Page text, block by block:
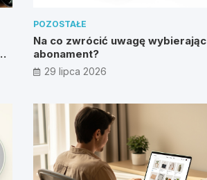
POZOSTAŁE
Na co zwrócić uwagę wybierając
abonament?
29 lipca 2026